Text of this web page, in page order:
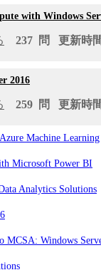
with Windows
237 問 更新時
2016
259 問 更新時
Machine Learning
Microsoft Power BI
Analytics Solutions
MCSA: Windows